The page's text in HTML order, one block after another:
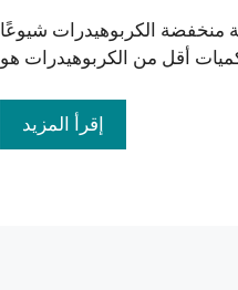
منخفضة الكربوهيدرات شيوعًا
إقرأ المزيد